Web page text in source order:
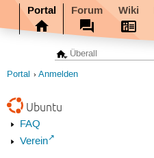
Portal Forum Wiki
Portal Anmelden
Ubuntu
FAQ
Verein